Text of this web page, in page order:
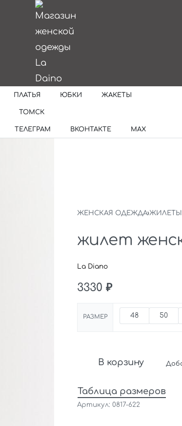
ПЛАТЬЯ ЮБКИ ЖАКЕТЫ
ТОМСК
ТЕЛЕГРАМ ВКОНТАКТЕ MAX
ЖЕНСКАЯ ОДЕЖДА›ЖИЛЕТЫ
жилет
La Diano
3330 ₽
РАЗМЕР 48 50
В корзину
Таблица размеров
0817-622